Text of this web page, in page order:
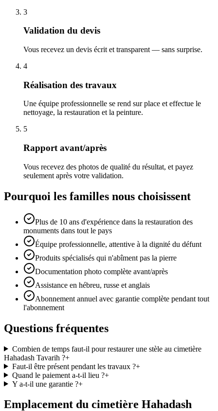
3
Validation du devis
Vous recevez un devis écrit et transparent — sans surprise.
4
Réalisation des travaux
Une équipe professionnelle se rend sur place et effectue le
nettoyage, la restauration et la peinture.
5
Rapport avant/après
Vous recevez des photos de qualité du résultat, et payez
seulement après votre validation.
Pourquoi les familles nous choisissent
Plus de 10 ans d'expérience dans la restauration des
monuments dans tout le pays
Équipe professionnelle, attentive à la dignité du défunt
Produits spécialisés qui n'abîment pas la pierre
Documentation photo complète avant/après
Assistance en hébreu, russe et anglais
Abonnement annuel avec garantie complète pendant tout
l'abonnement
Questions fréquentes
Combien de temps faut-il pour restaurer une stèle au cimetière
Hahadash Tavarih ?+
Faut-il être présent pendant les travaux ?+
Quand le paiement a-t-il lieu ?+
Y a-t-il une garantie ?+
Emplacement du cimetière Hahadash